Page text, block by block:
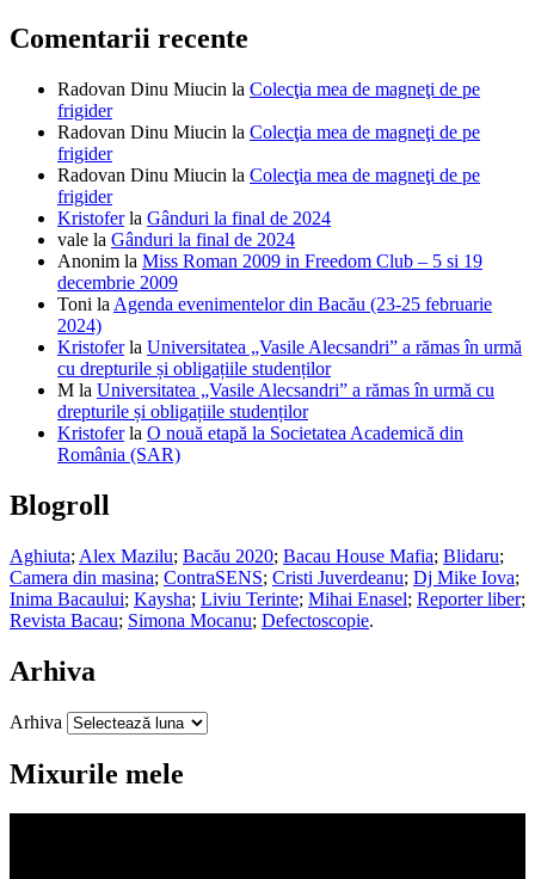
Comentarii recente
Radovan Dinu Miucin la Colecţia mea de magneţi de pe
frigider
Radovan Dinu Miucin la Colecţia mea de magneţi de pe
frigider
Radovan Dinu Miucin la Colecţia mea de magneţi de pe
frigider
Kristoferla Gânduri la final de 2024
vale la Gânduri la final de 2024
Anonim la Miss Roman 2009 in Freedom Club – 5 si 19
decembrie 2009
Toni la Agenda evenimentelor din Bacău (23-25 februarie
2024)
Kristoferla Universitatea „Vasile Alecsandri” a rămas în urmă
cu drepturile și obligațiile studenților
M la Universitatea „Vasile Alecsandri” a rămas în urmă cu
drepturile și obligațiile studenților
Kristoferla O nouă etapă la Societatea Academică din
România (SAR)
Blogroll
Aghiuta; Alex Mazilu; Bacău 2020; Bacau House Mafia; Blidaru;
Camera din masina; ContraSENS; Cristi Juverdeanu; Dj Mike Iova;
Inima Bacaului; Kaysha; Liviu Terinte; Mihai Enasel; Reporter liber;
Revista Bacau; Simona Mocanu; Defectoscopie.
Arhiva
Arhiva
Mixurile mele